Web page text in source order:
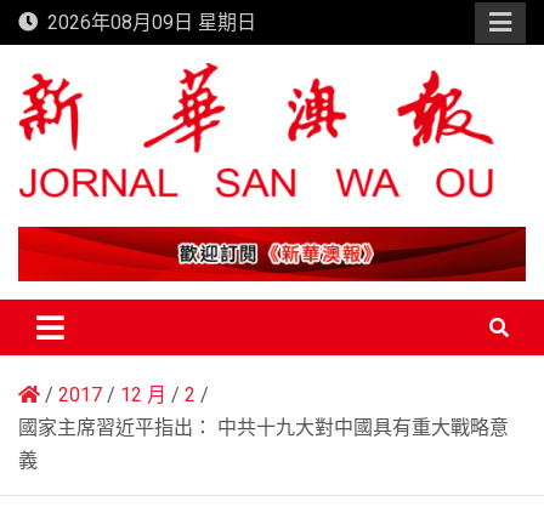
Skip
to
content
2026年08月09日 星期日
新華澳報
2017 12 月
2
國家主席習近平指出： 中共十九大對中國具有重大戰略意
義